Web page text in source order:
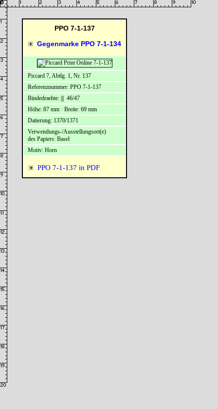
PPO 7-1-137
Gegenmarke PPO 7-1-134
PPO 7-1-137 in PDF
Piccard 7, Abtlg. 1, Nr. 137
Referenznummer: PPO 7-1-137
Bindedraehte: ||| 46/47
Höhe: 87 mm · Breite: 69 mm
Datierung: 1370/1371
Verwendungs-/Ausstellungsort(e)
des Papiers: Basel
Motiv: Horn